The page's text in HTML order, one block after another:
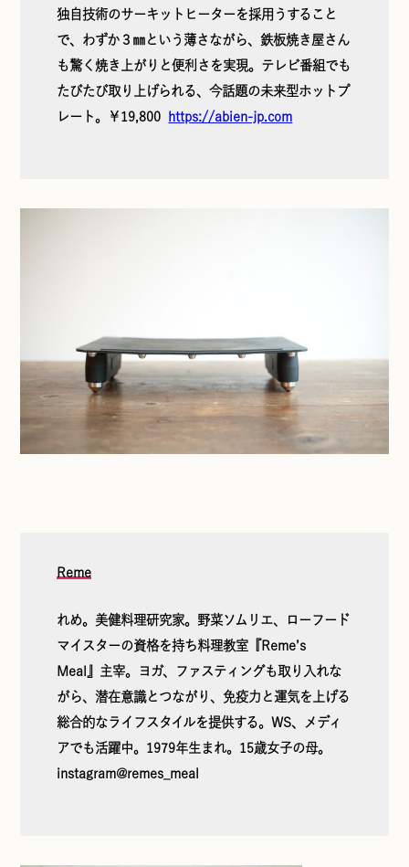
独自技術のサーキットヒーターを採用うすること
で、わずか３㎜という薄さながら、鉄板焼き屋さん
も驚く焼き上がりと便利さを実現。テレビ番組でも
たびたび取り上げられる、今話題の未来型ホットプ
レート。￥19,800 https://abien-jp.com
Reme
れめ。美健料理研究家。野菜ソムリエ、ローフード
マイスターの資格を持ち料理教室『Reme’s
Meal』主宰。ヨガ、ファスティングも取り入れな
がら、潜在意識とつながり、免疫力と運気を上げる
総合的なライフスタイルを提供する。WS、メディ
アでも活躍中。1979年生まれ。15歳女子の母。
instagram@remes_meal